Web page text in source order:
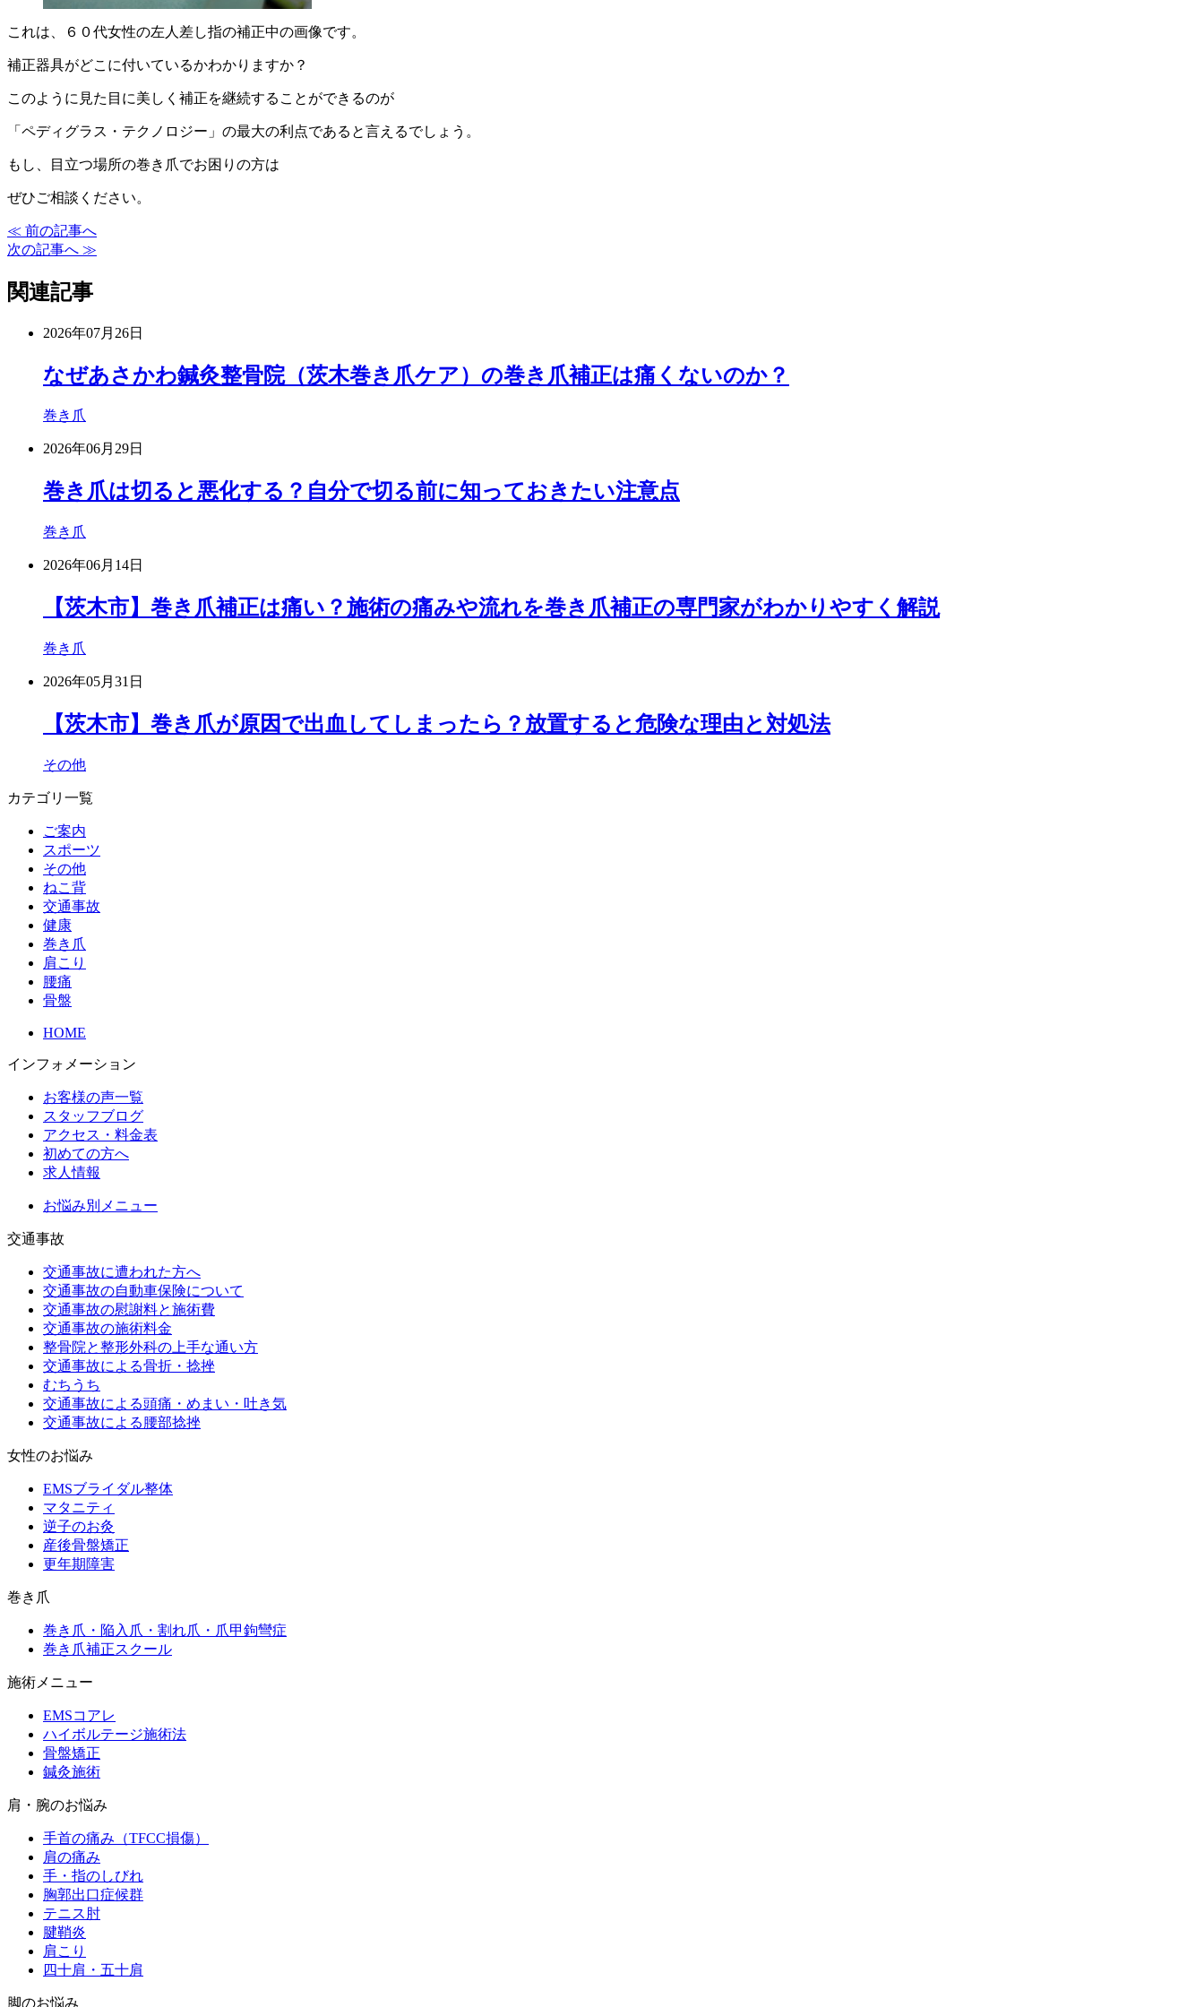
これは、６０代女性の左人差し指の補正中の画像です。
補正器具がどこに付いているかわかりますか？
このように見た目に美しく補正を継続することができるのが
「ペディグラス・テクノロジー」の最大の利点であると言えるでしょう。
もし、目立つ場所の巻き爪でお困りの方は
ぜひご相談ください。
≪ 前の記事へ
次の記事へ ≫
関連記事
2026年07月26日
なぜあさかわ鍼灸整骨院（茨木巻き爪ケア）の巻き爪補正は痛くないのか？
巻き爪
2026年06月29日
巻き爪は切ると悪化する？自分で切る前に知っておきたい注意点
巻き爪
2026年06月14日
【茨木市】巻き爪補正は痛い？施術の痛みや流れを巻き爪補正の専門家がわかりやすく解説
巻き爪
2026年05月31日
【茨木市】巻き爪が原因で出血してしまったら？放置すると危険な理由と対処法
その他
カテゴリ一覧
ご案内
スポーツ
その他
ねこ背
交通事故
健康
巻き爪
肩こり
腰痛
骨盤
HOME
インフォメーション
お客様の声一覧
スタッフブログ
アクセス・料金表
初めての方へ
求人情報
お悩み別メニュー
交通事故
交通事故に遭われた方へ
交通事故の自動車保険について
交通事故の慰謝料と施術費
交通事故の施術料金
整骨院と整形外科の上手な通い方
交通事故による骨折・捻挫
むちうち
交通事故による頭痛・めまい・吐き気
交通事故による腰部捻挫
女性のお悩み
EMSブライダル整体
マタニティ
逆子のお灸
産後骨盤矯正
更年期障害
巻き爪
巻き爪・陥入爪・割れ爪・爪甲鉤彎症
巻き爪補正スクール
施術メニュー
EMSコアレ
ハイボルテージ施術法
骨盤矯正
鍼灸施術
肩・腕のお悩み
手首の痛み（TFCC損傷）
肩の痛み
手・指のしびれ
胸郭出口症候群
テニス肘
腱鞘炎
肩こり
四十肩・五十肩
脚のお悩み